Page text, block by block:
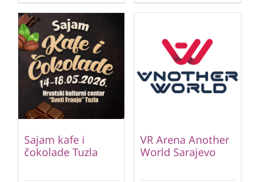
Sajam kafe i
čokolade Tuzla
VR Arena Another
World Sarajevo